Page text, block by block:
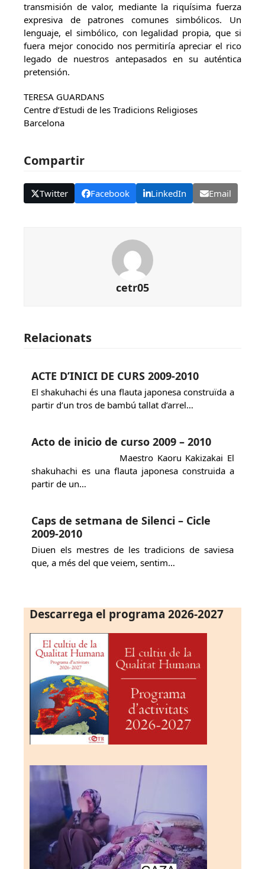
transmisión de valor, mediante la riquísima fuerza
expresiva de patrones comunes simbólicos. Un
lenguaje, el simbólico, con legalidad propia, que si
fuera mejor conocido nos permitiría apreciar el rico
legado de nuestros antepasados en su auténtica
pretensión.
TERESA GUARDANS
Centre d’Estudi de les Tradicions Religioses
Barcelona
Compartir
Twitter Facebook LinkedIn Email
cetr05
Relacionats
ACTE D’INICI DE CURS 2009-2010
El shakuhachi és una flauta japonesa construïda a
partir d’un tros de bambú tallat d’arrel…
Acto de inicio de curso 2009 – 2010
Maestro Kaoru Kakizakai El
shakuhachi es una flauta japonesa construida a
partir de un…
Caps de setmana de Silenci – Cicle
2009-2010
Diuen els mestres de les tradicions de saviesa
que, a més del que veiem, sentim…
Descarrega el programa 2026-2027